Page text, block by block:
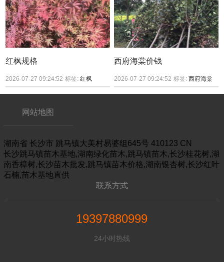
红枫规格
2026-07-27 09:24:52 标签:红枫
西府海棠价钱
2026-07-27 09:24:52 标签:西府海棠
网站地图
湖南省 长沙市 跳马镇大美村易婆组645号 410123 CN
长沙跳马镇苗木基地,湖南绿化苗木,跳马镇苗木,长沙桂花树,湖
南香樟树,长沙苗木批发,跳马镇苗木价格,湖南银杏树,长沙红叶
石楠,苗木基地直供
联系方式
19397880999
24小时热线